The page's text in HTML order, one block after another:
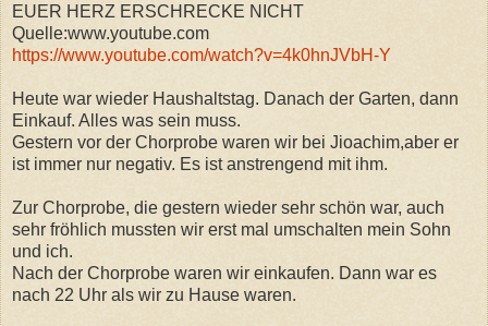
EUER HERZ ERSCHRECKE NICHT
Quelle:www.youtube.com
https://www.youtube.com/watch?v=4k0hnJVbH-Y
Heute war wieder Haushaltstag. Danach der Garten, dann
Einkauf. Alles was sein muss.
Gestern vor der Chorprobe waren wir bei Jioachim,aber er
ist immer nur negativ. Es ist anstrengend mit ihm.
Zur Chorprobe, die gestern wieder sehr schön war, auch
sehr fröhlich mussten wir erst mal umschalten mein Sohn
und ich.
Nach der Chorprobe waren wir einkaufen. Dann war es
nach 22 Uhr als wir zu Hause waren.